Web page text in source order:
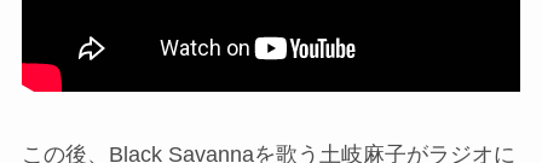
この後、Black Savannaを歌う土岐麻子がラジオに